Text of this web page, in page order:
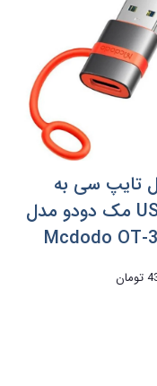
تایپ سی به
USB-A مک دودو مدل
Mcdodo OT-